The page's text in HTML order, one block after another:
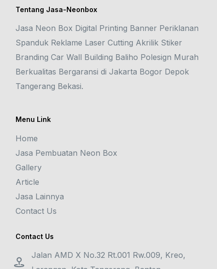
Tentang Jasa-Neonbox
Jasa Neon Box Digital Printing Banner Periklanan
Spanduk Reklame Laser Cutting Akrilik Stiker
Branding Car Wall Building Baliho Polesign Murah
Berkualitas Bergaransi di Jakarta Bogor Depok
Tangerang Bekasi.
Menu Link
Home
Jasa Pembuatan Neon Box
Gallery
Article
Jasa Lainnya
Contact Us
Contact Us
Jalan AMD X No.32 Rt.001 Rw.009, Kreo,